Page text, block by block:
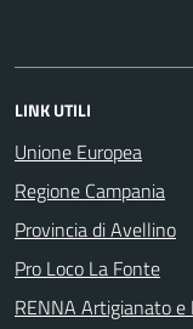
LINK UTILI
Unione Europea
Regione Campania
Provincia di Avellino
Pro Loco La Fonte
RENNA Artigianato e